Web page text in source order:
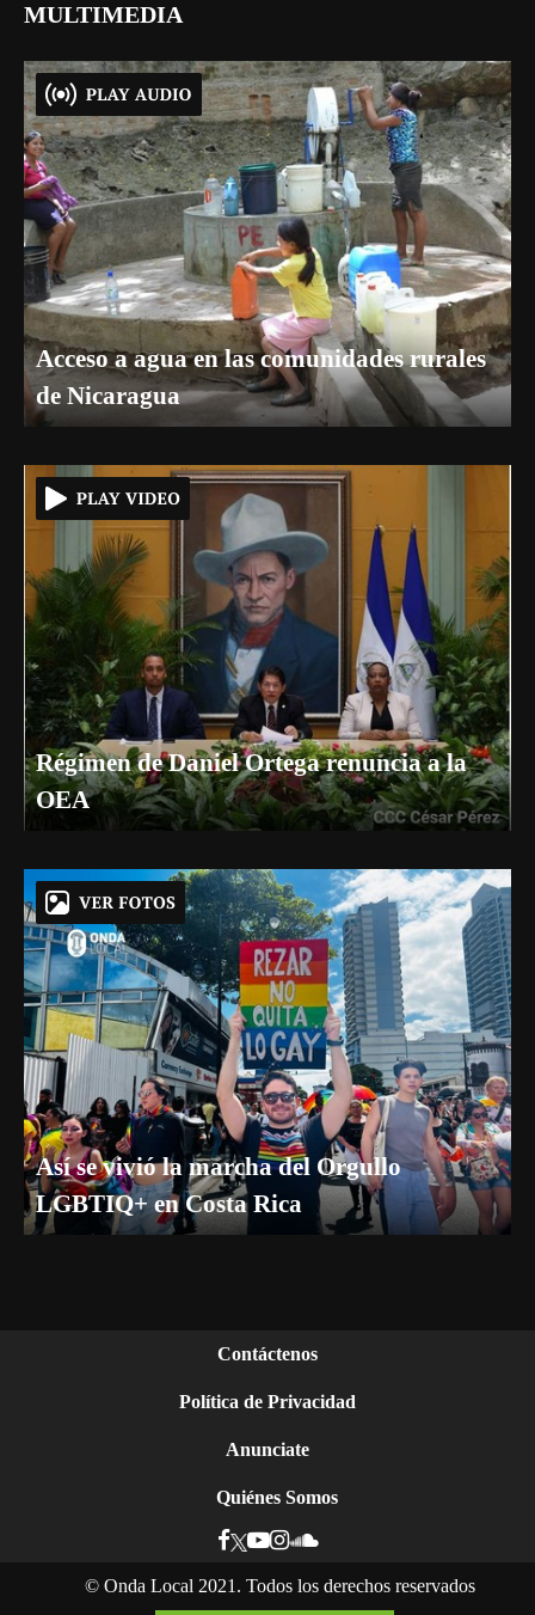
MULTIMEDIA
Acceso a agua en las comunidades rurales
de Nicaragua
Régimen de Daniel Ortega renuncia a la
OEA
Así se vivió la marcha del Orgullo
LGBTIQ+ en Costa Rica
Contáctenos
Política de Privacidad
Anunciate
Quiénes Somos
© Onda Local 2021. Todos los derechos reservados